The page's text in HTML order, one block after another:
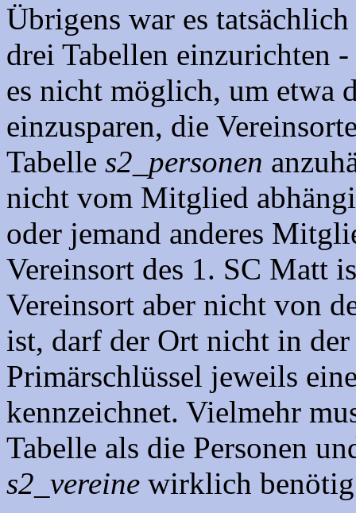
Übrigens war es
drei Tabellen einzurichten
es nicht möglich, um etwa
einzusparen, die
Tabelle s2_personen
nicht vom Mitglied
oder jemand anderes
Vereinsort des 1. SC Matt
Vereinsort aber nicht von
ist, darf der Ort nicht in der
Primärschlüssel jeweils
kennzeichnet. Vielmehr
Tabelle als die Personen
s2_vereine wirklich